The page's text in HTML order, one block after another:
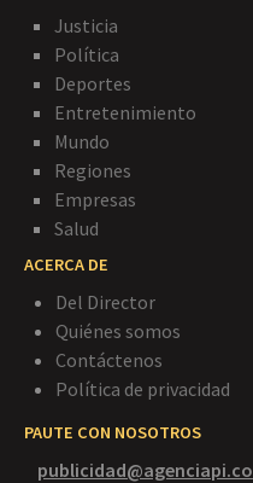
Justicia
Política
Deportes
Entretenimiento
Mundo
Regiones
Empresas
Salud
ACERCA DE
Del Director
Quiénes somos
Contáctenos
Política de privacidad
PAUTE CON NOSOTROS
publicidad@agenciapi.co